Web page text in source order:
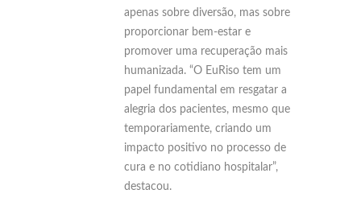
apenas sobre diversão, mas sobre
proporcionar bem-estar e
promover uma recuperação mais
humanizada. “O EuRiso tem um
papel fundamental em resgatar a
alegria dos pacientes, mesmo que
temporariamente, criando um
impacto positivo no processo de
cura e no cotidiano hospitalar”,
destacou.